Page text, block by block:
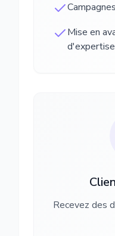
Mise en
d'expertise
Recevez des